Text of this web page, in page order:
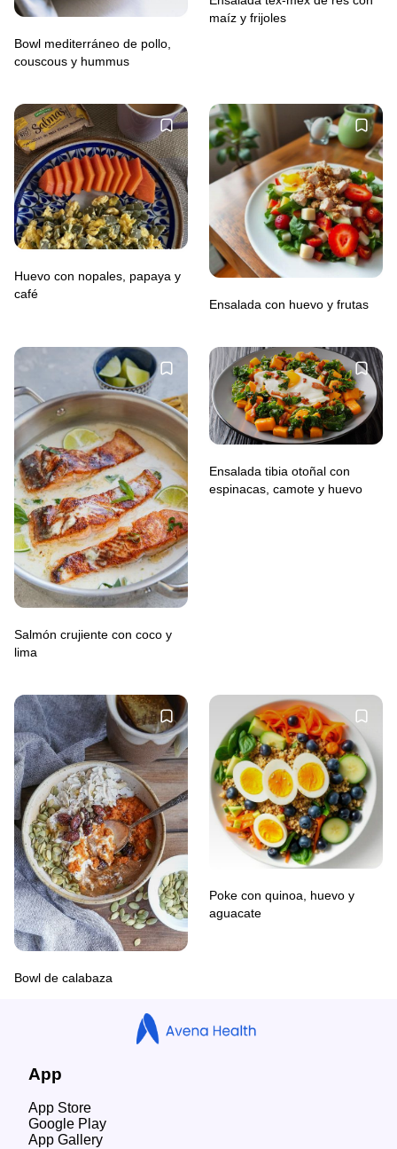
Bowl mediterráneo de pollo,
couscous y hummus
maíz y frijoles
Huevo con nopales, papaya y
café
Ensalada con huevo y frutas
Salmón crujiente con coco y
lima
Ensalada tibia otoñal con
espinacas, camote y huevo
Bowl de calabaza
Poke con quinoa, huevo y
aguacate
App
App Store
Google Play
App Gallery